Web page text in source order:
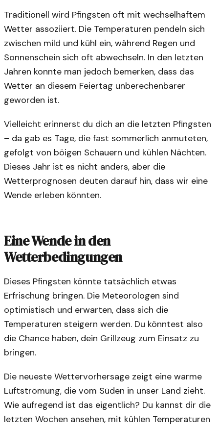
Traditionell wird Pfingsten oft mit wechselhaftem
Wetter assoziiert. Die Temperaturen pendeln sich
zwischen mild und kühl ein, während Regen und
Sonnenschein sich oft abwechseln. In den letzten
Jahren konnte man jedoch bemerken, dass das
Wetter an diesem Feiertag unberechenbarer
geworden ist.
Vielleicht erinnerst du dich an die letzten Pfingsten
– da gab es Tage, die fast sommerlich anmuteten,
gefolgt von böigen Schauern und kühlen Nächten.
Dieses Jahr ist es nicht anders, aber die
Wetterprognosen deuten darauf hin, dass wir eine
Wende erleben könnten.
Eine Wende in den
Wetterbedingungen
Dieses Pfingsten könnte tatsächlich etwas
Erfrischung bringen. Die Meteorologen sind
optimistisch und erwarten, dass sich die
Temperaturen steigern werden. Du könntest also
die Chance haben, dein Grillzeug zum Einsatz zu
bringen.
Die neueste Wettervorhersage zeigt eine warme
Luftströmung, die vom Süden in unser Land zieht.
Wie aufregend ist das eigentlich? Du kannst dir die
letzten Wochen ansehen, mit kühlen Temperaturen